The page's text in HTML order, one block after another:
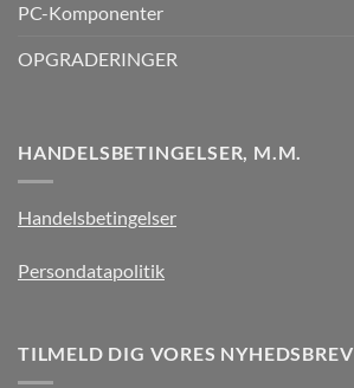
PC-Komponenter
OPGRADERINGER
HANDELSBETINGELSER, M.M.
Handelsbetingelser
Persondatapolitik
TILMELD DIG VORES NYHEDSBREV